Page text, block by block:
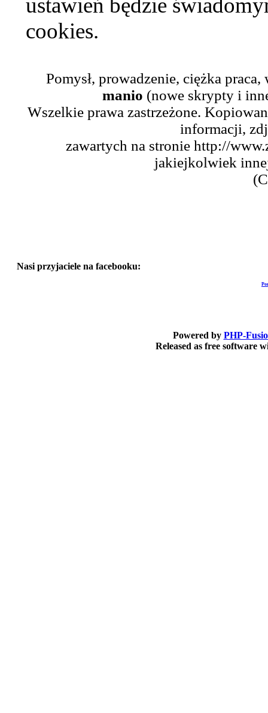
ustawień będzie
cookies.
Pomysł, prowadzenie, ciężka
manio (nowe skrypty i
Wszelkie prawa zastrzeżone.
informacji,
zawartych na stronie http://
jakiejkolwiek
Nasi przyjaciele na facebooku:
Powered by PHP-
Released as free software